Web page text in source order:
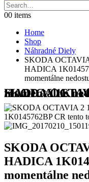
00 items
Home
Shop
Náhradné Diely
SKODA
HADICA
momentálne
SKODA OCTAVIA 2 1.9 TDI TLAKOVA HADICA 1K0145762BP CR
SKODA
HADICA
momentálne